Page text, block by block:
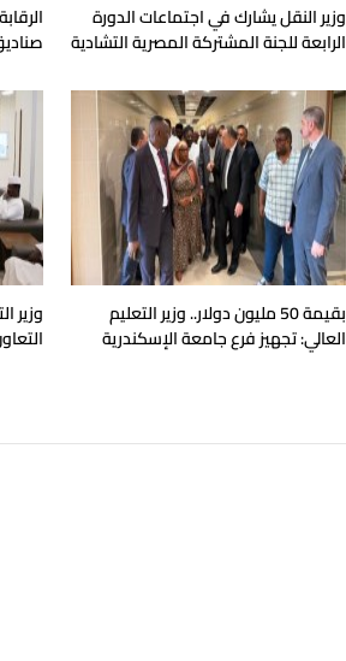
وزير النقل يشارك في اجتماعات الدورة
الرابعة للجنة المشتركة المصرية التشادية
بقيمة 50 مليون دولار.. وزير التعليم
العالي: تجهيز فرع جامعة الإسكندرية
وزير